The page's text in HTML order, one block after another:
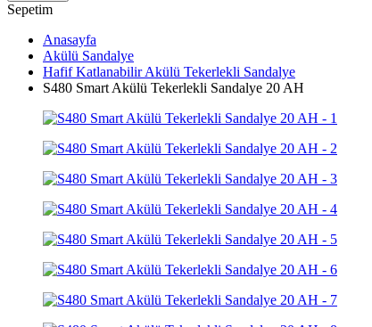
Sepetim
Anasayfa
Akülü Sandalye
Hafif Katlanabilir Akülü Tekerlekli Sandalye
S480 Smart Akülü Tekerlekli Sandalye 20 AH